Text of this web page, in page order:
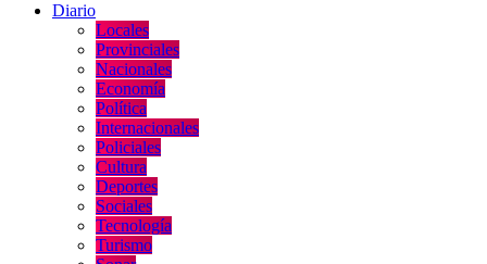
Diario
Locales
Provinciales
Nacionales
Economía
Política
Internacionales
Policiales
Cultura
Deportes
Sociales
Tecnología
Turismo